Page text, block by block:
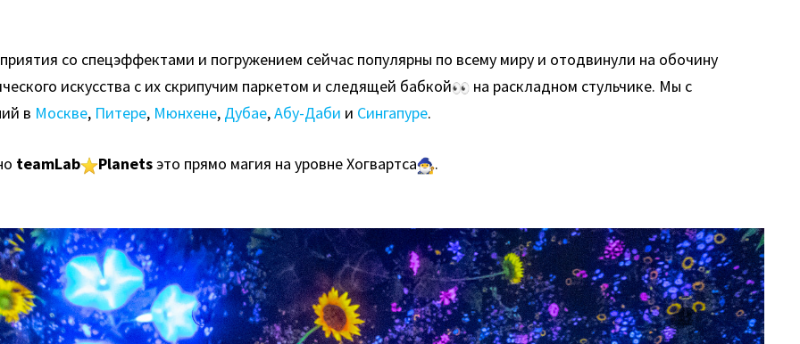
со спецэффектами и погружением сейчас популярны по всему миру и отодвинули на обочину
искусства с их скрипучим паркетом и следящей бабкой
на раскладном стульчике. Мы c
в Москве, Питере, Мюнхене, Дубае,Абу-Даби и Сингапуре.
teamLab Planetsэто прямо магия на уровне Хогвартса .